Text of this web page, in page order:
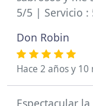
5/5 | Servicio
Don Robin
Hace 2 años y 10
Espectacular